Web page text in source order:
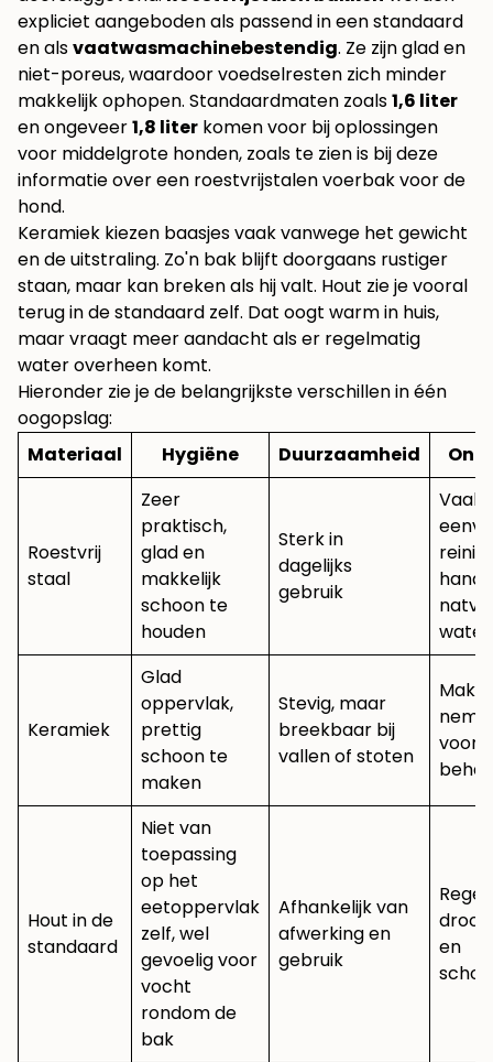
expliciet aangeboden als passend in een standaard
en alsvaatwasmachinebestendig. Ze zijn glad en
niet-poreus, waardoor voedselresten zich minder
makkelijk ophopen. Standaardmaten zoals1,6 liter
en ongeveer1,8 liter komen voor bij oplossingen
voor middelgrote honden, zoals te zien is bij deze
informatie over een roestvrijstalen voerbak voor de
hond.
Keramiek kiezen baasjes vaak vanwege het gewicht
en de uitstraling. Zo'n bak blijft doorgaans rustiger
staan, maar kan breken als hij valt. Hout zie je vooral
terug in de standaard zelf. Dat oogt warm in huis,
maar vraagt meer aandacht als er regelmatig
water overheen komt.
Hieronder zie je de belangrijkste verschillen in één
oogopslag:
Materiaal
Hygiëne Duurzaamheid
Roestvrij
staal
Zeer
praktisch,
glad en
makkelijk
schoon te
houden
Sterk in
dagelijks
gebruik
Vaak
water
Keramiek
Glad
oppervlak,
prettig
schoon te
maken
Stevig, maar
breekbaar bij
vallen of stoten
Hout in de
standaard
Niet van
toepassing
op het
eetoppervlak
zelf, wel
gevoelig voor
vocht
rondom de
bak
Afhankelijk van
afwerking en
gebruik
en